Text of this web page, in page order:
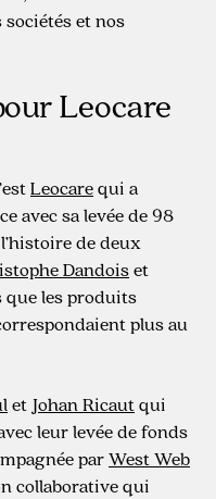
et nos
Leocare
Leocarequi a
avec sa levée de 98
de deux
Dandoiset
que les produits
plus au
et Johan Ricautqui
leur levée de fonds
parWest Web
collaborative qui